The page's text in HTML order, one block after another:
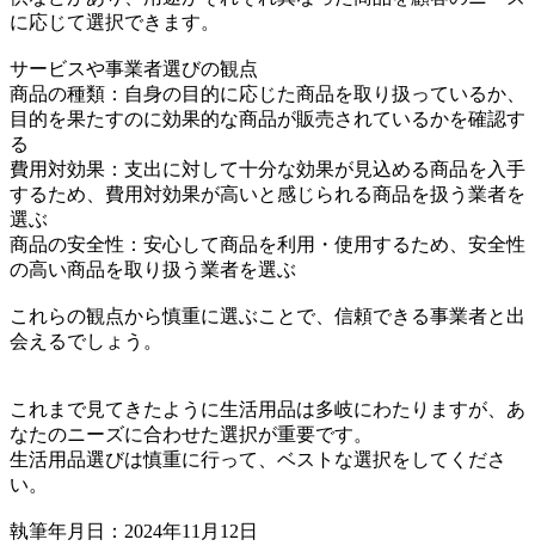
に応じて選択できます。
サービスや事業者選びの観点
商品の種類：自身の目的に応じた商品を取り扱っているか、
目的を果たすのに効果的な商品が販売されているかを確認す
る
費用対効果：支出に対して十分な効果が見込める商品を入手
するため、費用対効果が高いと感じられる商品を扱う業者を
選ぶ
商品の安全性：安心して商品を利用・使用するため、安全性
の高い商品を取り扱う業者を選ぶ
これらの観点から慎重に選ぶことで、信頼できる事業者と出
会えるでしょう。
これまで見てきたように生活用品は多岐にわたりますが、あ
なたのニーズに合わせた選択が重要です。
生活用品選びは慎重に行って、ベストな選択をしてくださ
い。
執筆年月日：2024年11月12日